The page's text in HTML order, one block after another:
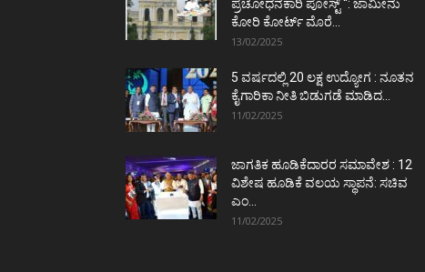
ಪ್ರಚೋಧನಕಾರಿ ಪೋಸ್ಟ್‌ “: ಜಾಮೀನು
ಕೋರಿ ಕೋರ್ಟ್‌ ಮೊರೆ...
13/02/2025
5 ವರ್ಷದಲ್ಲಿ 20 ಲಕ್ಷ ಉದ್ಯೋಗ : ನೂತನ
ಕೈಗಾರಿಕಾ ನೀತಿ ಬಿಡುಗಡೆ ಮಾಡಿದ...
11/02/2025
ಜಾಗತಿಕ ಹೂಡಿಕೆದಾರರ ಸಮಾವೇಶ : 12
ವಿಶೇಷ ಹೂಡಿಕೆ ವಲಯ ಸ್ಥಾಪನೆ: ಸಚಿವ
ಎಂ...
11/02/2025